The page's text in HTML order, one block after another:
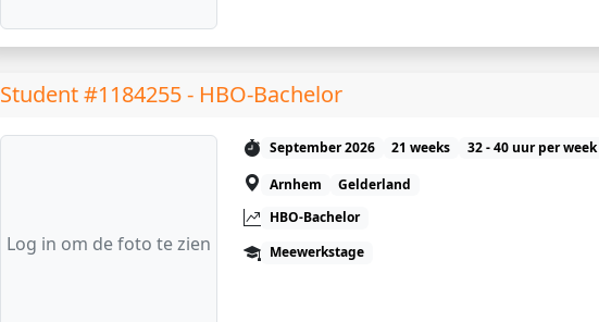
Student #1184255 - HBO-Bachelor
Log in om de foto te zien
September 2026 21 weeks
32 - 40 uur per week
Arnhem
Gelderland
HBO-Bachelor
Meewerkstage